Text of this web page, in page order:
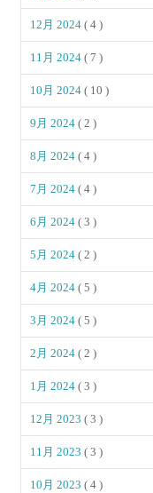
12月 2024( 4 )
11月 2024( 7 )
10月 2024( 10 )
9月 2024( 2 )
8月 2024( 4 )
7月 2024( 4 )
6月 2024( 3 )
5月 2024( 2 )
4月 2024( 5 )
3月 2024( 5 )
2月 2024( 2 )
1月 2024( 3 )
12月 2023( 3 )
11月 2023( 3 )
10月 2023( 4 )